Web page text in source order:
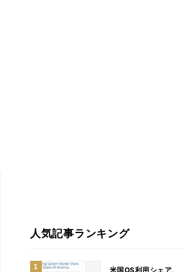
人気記事ランキング
米国OS利用シェア、